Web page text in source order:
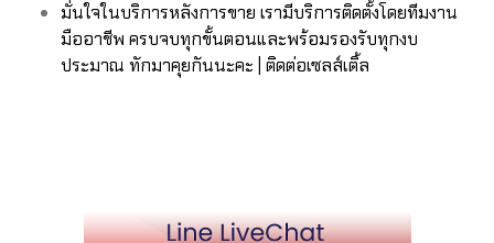
มั่นใจในบริการหลังการขาย เรามีบริการติดตั้งโดยทีมงาน
มืออาชีพ ครบจบทุกขั้นตอนและพร้อมรองรับทุกงบ
ประมาณ ทักมาคุยกันนะคะ | ติดต่อเซลส์เติ้ล